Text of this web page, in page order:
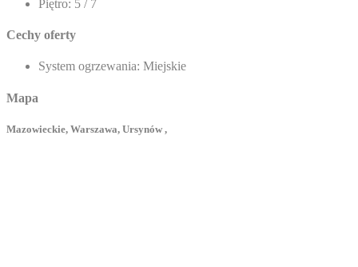
Piętro: 5 / 7
Cechy oferty
System ogrzewania: Miejskie
Mapa
Mazowieckie, Warszawa, Ursynów ,